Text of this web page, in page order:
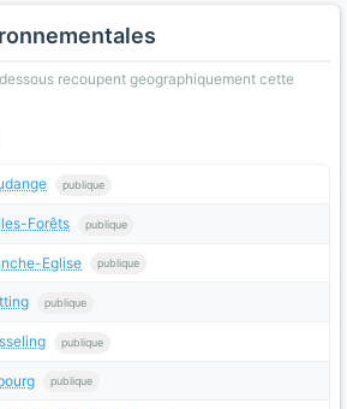
recoupent geographiquement cette
publique
Forêts publique
Eglise publique
publique
publique
publique